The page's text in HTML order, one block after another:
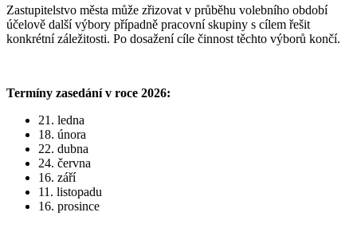
Zastupitelstvo města může zřizovat v průběhu volebního období
účelově další výbory případně pracovní skupiny s cílem řešit
konkrétní záležitosti. Po dosažení cíle činnost těchto výborů končí.
Termíny zasedání v roce 2026:
21. ledna
18. února
22. dubna
24. června
16. září
11. listopadu
16. prosince